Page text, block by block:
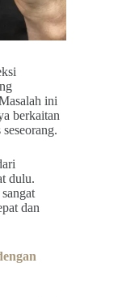
ini
berkaitan
dulu.
dan